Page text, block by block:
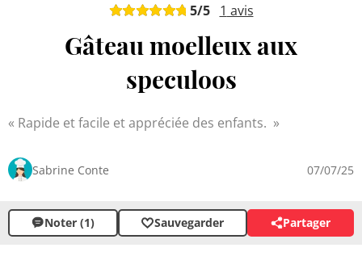
5/5 1 avis
Gâteau moelleux aux
speculoos
Rapide et facile et appréciée des enfants.
Sabrine Conte 07/07/25
Noter (1) Sauvegarder Partager